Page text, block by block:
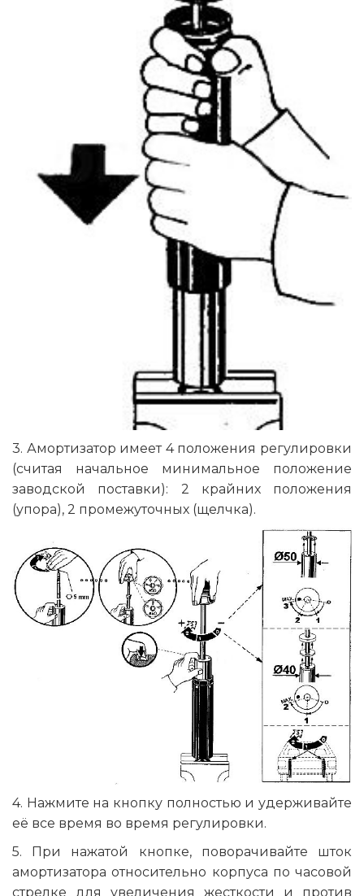
3. Амортизатор имеет 4 положения регулировки
(считая начальное минимальное положение
заводской поставки): 2 крайних положения
(упора), 2 промежуточных (щелчка).
4. Нажмите на кнопку полностью и удерживайте
её все время во время регулировки.
5. При нажатой кнопке, поворачивайте шток
амортизатора относительно корпуса по часовой
стрелке для увеличения жесткости и против